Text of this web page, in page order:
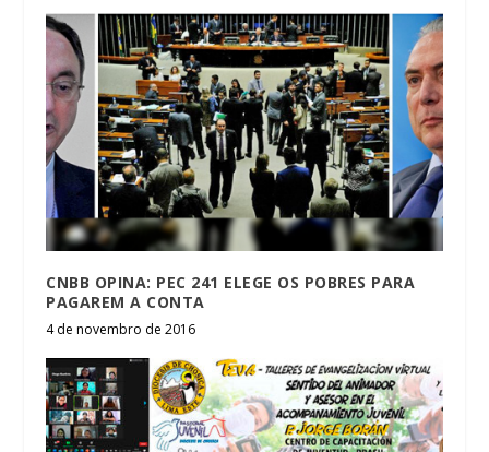
CNBB OPINA: PEC 241 ELEGE OS POBRES PARA
PAGAREM A CONTA
4 de novembro de 2016